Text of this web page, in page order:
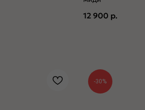
12 900 р.
-30%